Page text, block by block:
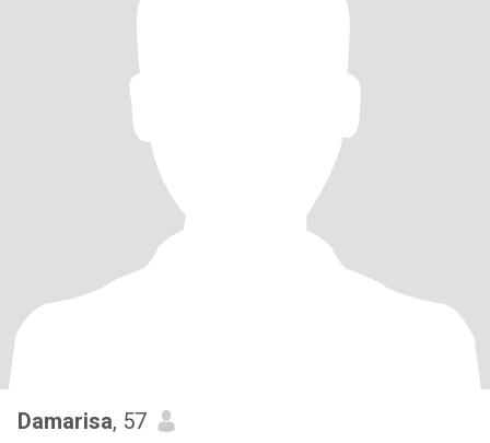
Damarisa, 57